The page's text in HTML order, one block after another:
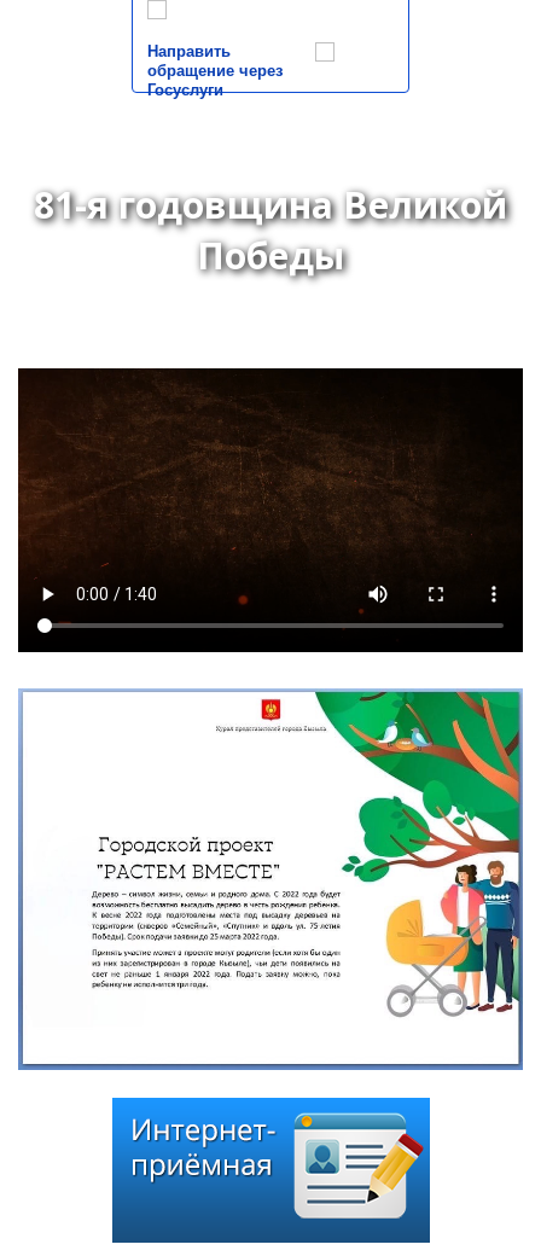
Направить
обращение через
Госуслуги
81-я годовщина Великой
Победы